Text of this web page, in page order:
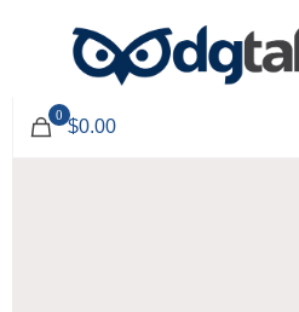
0
$0.00